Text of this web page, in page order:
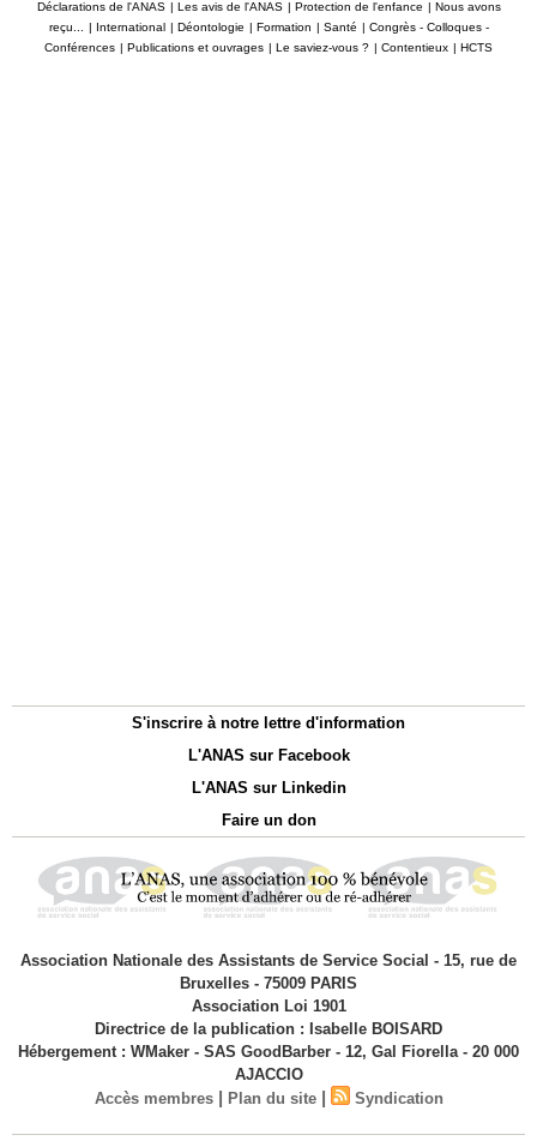
Déclarations de l'ANAS | Les avis de l'ANAS | Protection de l'enfance | Nous avons
reçu...
| International | Déontologie | Formation | Santé | Congrès - Colloques -
Conférences | Publications et ouvrages | Le saviez-vous ? | Contentieux | HCTS
S'inscrire à notre lettre d'information
L'ANAS sur Facebook
L'ANAS sur Linkedin
Faire un don
Association Nationale des Assistants de Service Social - 15, rue de
Bruxelles - 75009 PARIS
Association Loi 1901
Directrice de la publication : Isabelle BOISARD
Hébergement : WMaker - SAS GoodBarber - 12, Gal Fiorella - 20 000
AJACCIO
Accès membres | Plan du site | Syndication